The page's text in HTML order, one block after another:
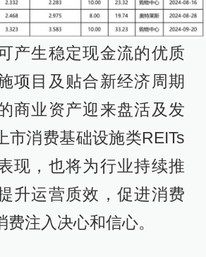
产生稳定现金流的优质
项目及贴合新经济周期
商业资产迎来盘活及发
市消费基础设施类REITs
现，也将为行业持续推
升运营质效，促进消费
注入决心和信心。